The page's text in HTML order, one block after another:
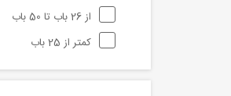
از 26 باب تا 50 باب
کمتر از 25 باب